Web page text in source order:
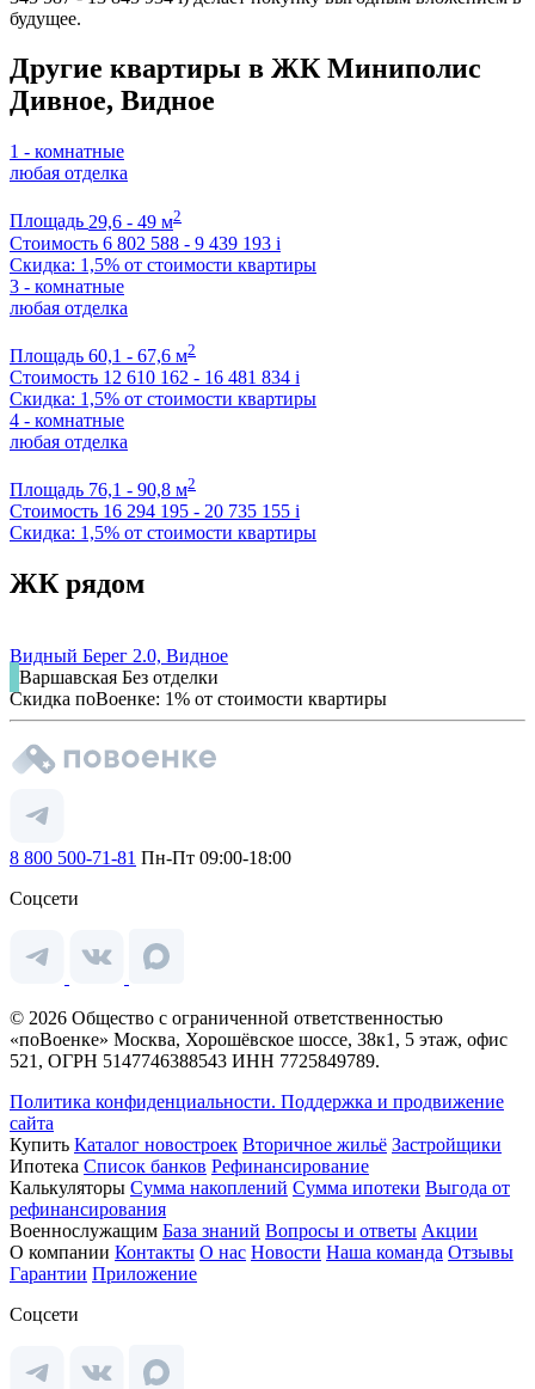
будущее.
Другие квартиры в ЖК Миниполис
Дивное, Видное
1 - комнатные
любая отделка
Площадь 29,6 - 49 м2
Стоимость 6 802 588 - 9 439 193 i
Скидка: 1,5% от стоимости квартиры
3 - комнатные
любая отделка
Площадь 60,1 - 67,6 м2
Стоимость 12 610 162 - 16 481 834 i
Скидка: 1,5% от стоимости квартиры
4 - комнатные
любая отделка
Площадь 76,1 - 90,8 м2
Стоимость 16 294 195 - 20 735 155 i
Скидка: 1,5% от стоимости квартиры
ЖК рядом
Видный Берег 2.0, Видное
Варшавская Без отделки
Скидка поВоенке: 1% от стоимости квартиры
8 800 500-71-81 Пн-Пт 09:00-18:00
Соцсети
© 2026 Общество с ограниченной ответственностью
«поВоенке» Москва, Хорошёвское шоссе, 38к1, 5 этаж, офис
521, ОГРН 5147746388543 ИНН 7725849789.
Политика конфиденциальности. Поддержка и продвижение
сайта
Купить Каталог новостроек Вторичное жильё Застройщики
Ипотека Список банков Рефинансирование
Калькуляторы Сумма накоплений Сумма ипотеки Выгода от
рефинансирования
Военнослужащим База знаний Вопросы и ответы Акции
О компании Контакты О нас Новости Наша команда Отзывы
Гарантии Приложение
Соцсети